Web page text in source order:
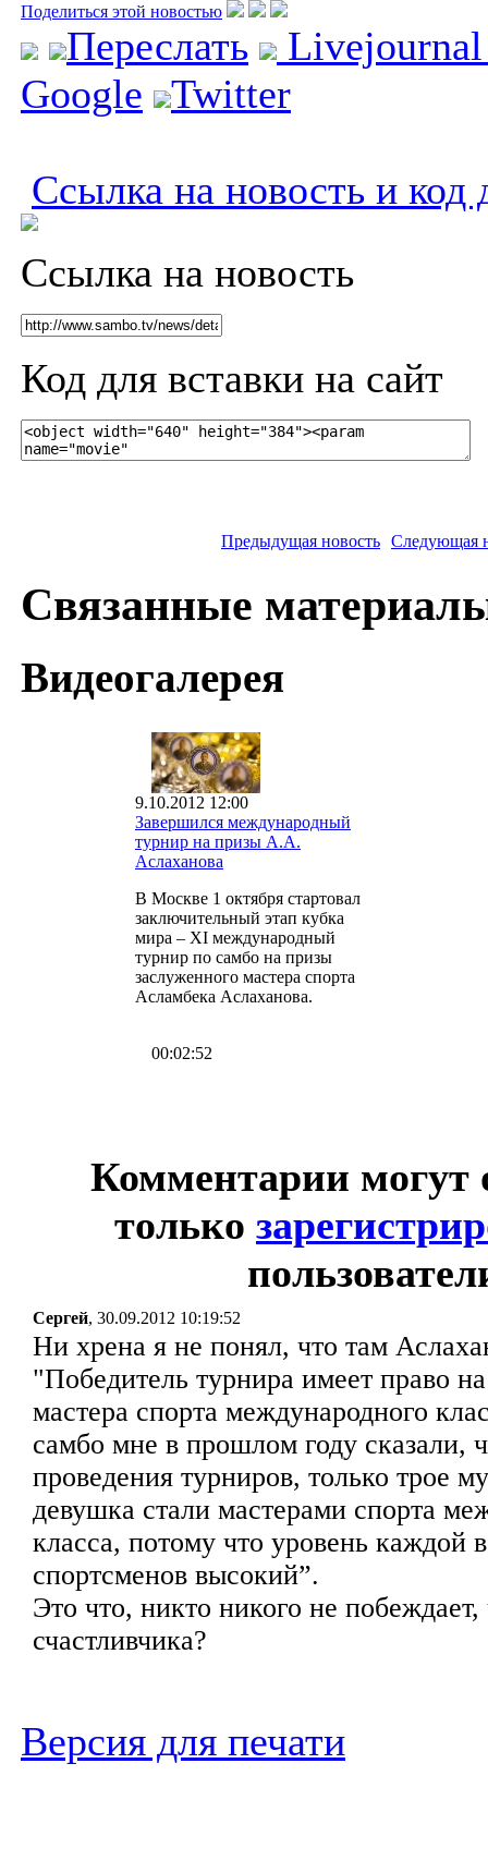
Поделиться этой новостью
Переслать
Google
Twitter
Ссылка на новость и код
Ссылка на новость
Код для вставки на сайт
Предыдущая новость Следующая
Связанные
Видеогалерея
9.10.2012 12:00
Завершился международный
турнир на призы А.А.
Аслаханова
В Москве 1 октября стартовал
заключительный этап кубка
мира – XI международный
турнир по самбо на призы
заслуженного мастера спорта
Асламбека Аслаханова.
00:02:52
Комментарии могут
только
Сергей, 30.09.2012 10:19:52
Ни хрена я не понял, что там
"Победитель турнира имеет право
мастера спорта международного
самбо мне в прошлом году сказали,
проведения турниров, только трое
девушка стали мастерами спорта
класса, потому что уровень каждой
спортсменов высокий”.
Это что, никто никого не
счастливчика?
Версия для печати